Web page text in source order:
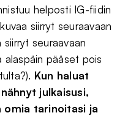
helposti IG-fiidin
siirryt seuraavaan
seuraavaan
alaspäin pääset pois
Kun haluat
julkaisusi,
omia tarinoitasi ja